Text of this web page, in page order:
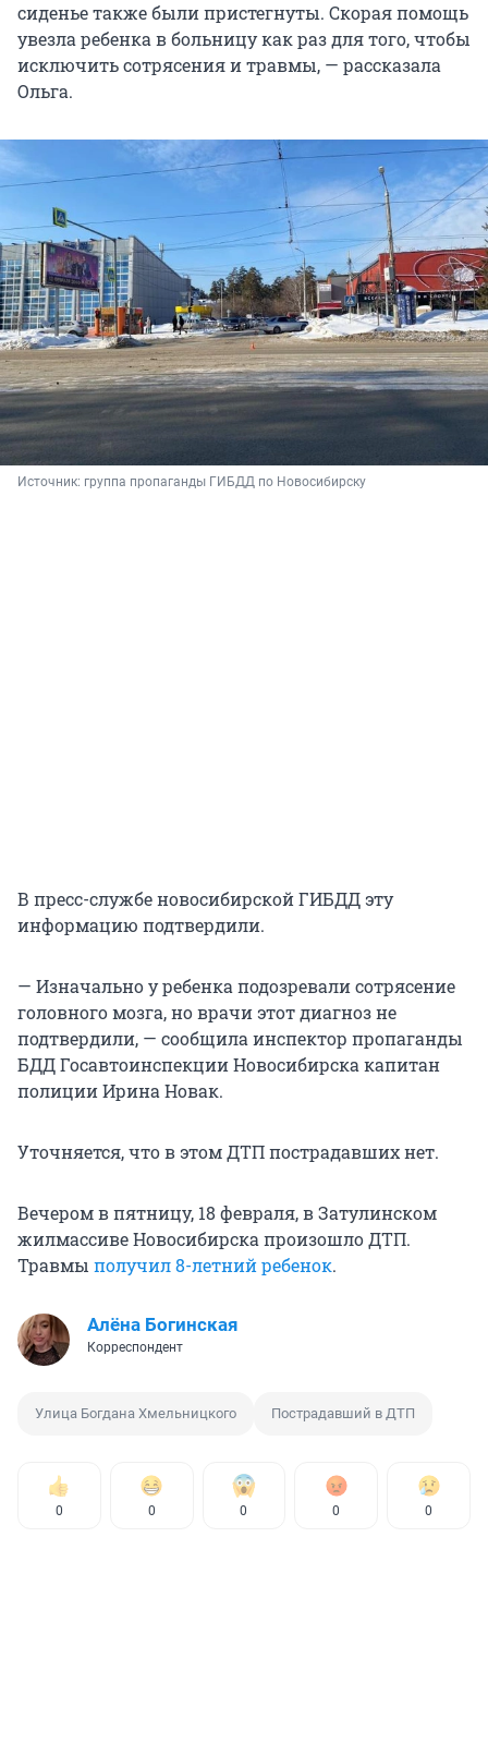
сиденье также были пристегнуты. Скорая помощь
увезла ребенка в больницу как раз для того, чтобы
исключить сотрясения и травмы, — рассказала
Ольга.
Источник: группа пропаганды ГИБДД по Новосибирску
В пресс-службе новосибирской ГИБДД эту
информацию подтвердили.
— Изначально у ребенка подозревали сотрясение
головного мозга, но врачи этот диагноз не
подтвердили, — сообщила инспектор пропаганды
БДД Госавтоинспекции Новосибирска капитан
полиции Ирина Новак.
Уточняется, что в этом ДТП пострадавших нет.
Вечером в пятницу, 18 февраля, в Затулинском
жилмассиве Новосибирска произошло ДТП.
Травмы получил 8-летний ребенок.
Алёна Богинская
Корреспондент
Улица Богдана Хмельницкого Пострадавший в ДТП
0 0 0 0 0